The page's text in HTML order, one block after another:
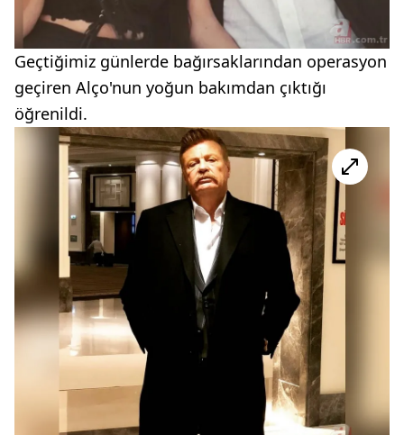
Geçtiğimiz günlerde bağırsaklarından operasyon
geçiren Alço'nun yoğun bakımdan çıktığı
öğrenildi.